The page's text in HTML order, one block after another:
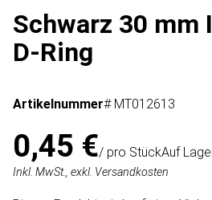
Schwarz 30 mm
D-Ring
Artikelnummer# MT012613
0,45 €/ pro StückAuf
Inkl. MwSt., exkl. Versandkosten